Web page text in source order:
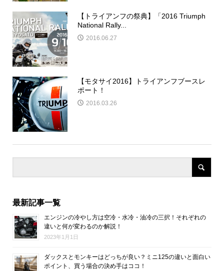
【トライアンフの祭典】「2016 Triumph
National Rally...
2016.06.27
【モタサイ2016】トライアンフブースレ
ポート！
2016.03.26
最新記事一覧
エンジンの冷やし方は空冷・水冷・油冷の三択！それぞれの
違いと何が変わるのか解説！
2023年1月1日
ダックスとモンキーはどっちが良い？ミニ125の違いと面白い
ポイント、買う場合の決め手はココ！